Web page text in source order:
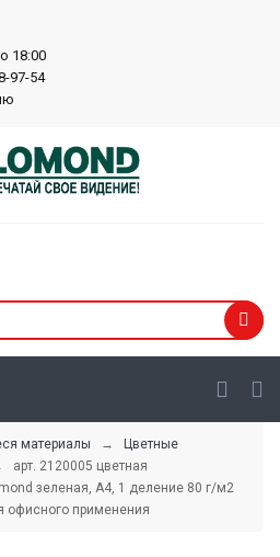
18:00
97-54
материалы →
Цветные
арт. 2120005 цветная
зеленая, А4, 1 деление 80 г/м2
офисного применения